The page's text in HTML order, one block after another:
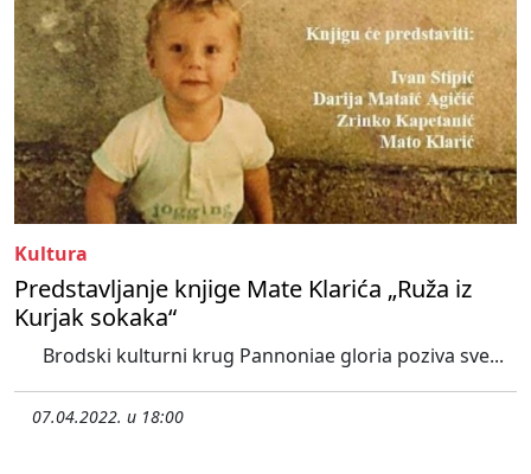
Kultura
Predstavljanje knjige Mate Klarića „Ruža iz
Kurjak sokaka“
Brodski kulturni krug Pannoniae gloria poziva sve...
07.04.2022. u 18:00